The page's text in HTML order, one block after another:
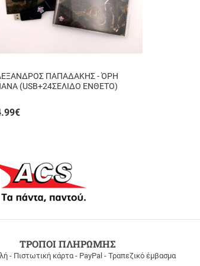
ΠΑΠΑΔΑΚΗΣ - ΌΡΗ
(USB+24ΣΕΛΙΔΟ ΕΝΘΕΤΟ)
€
ΤΡΟΠΟΙ ΠΛΗΡΩΜΗΣ
- Πιστωτική κάρτα - PayPal - Τραπεζικό έμβασμα